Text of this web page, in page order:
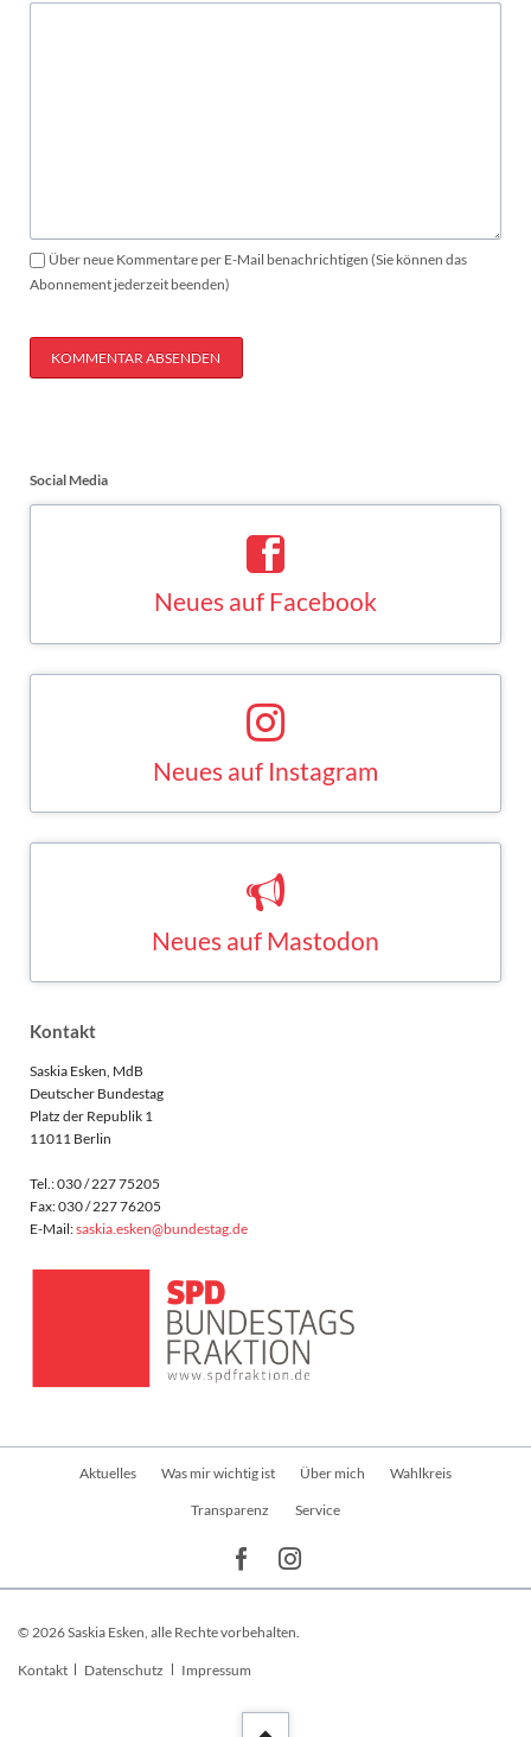
Über neue Kommentare per E-Mail benachrichtigen (Sie können das
Abonnement jederzeit beenden)
KOMMENTAR ABSENDEN
Social Media
Kontakt
Saskia Esken, MdB
Deutscher Bundestag
Platz der Republik 1
11011 Berlin
Tel.: 030 / 227 75205
Fax: 030 / 227 76205
E-Mail:saskia.esken@bundestag.de
Navigation
Aktuelles Was mir wichtig ist Über mich Wahlkreis
Transparenz Service
© 2026 Saskia Esken, alle Rechte vorbehalten.
Navigation
Kontakt Datenschutz Impressum